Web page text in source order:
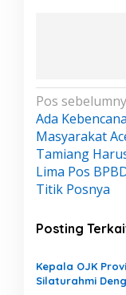
N
a
v
i
g
s
p
Pos
Ada
Masyarakat
Tamiang
Lima Pos
Titik Posnya
Posting
Kepala OJK
Silaturahmi